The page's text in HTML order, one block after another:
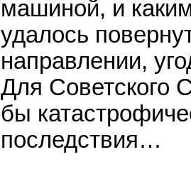
машиной, и
удалось
направлении,
Для Советского
бы
последствия…